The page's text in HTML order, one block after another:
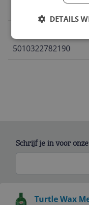
5010322782190
Turtle Wax
Schrijf je in voor
DETAILS